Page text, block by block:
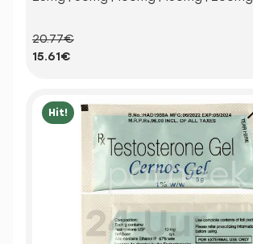
20.77€
15.61€
Hit!